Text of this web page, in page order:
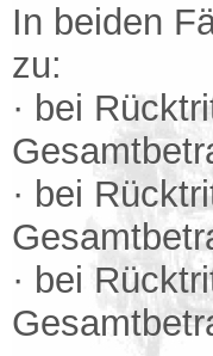
In beiden
zu:
· bei
· bei
· bei